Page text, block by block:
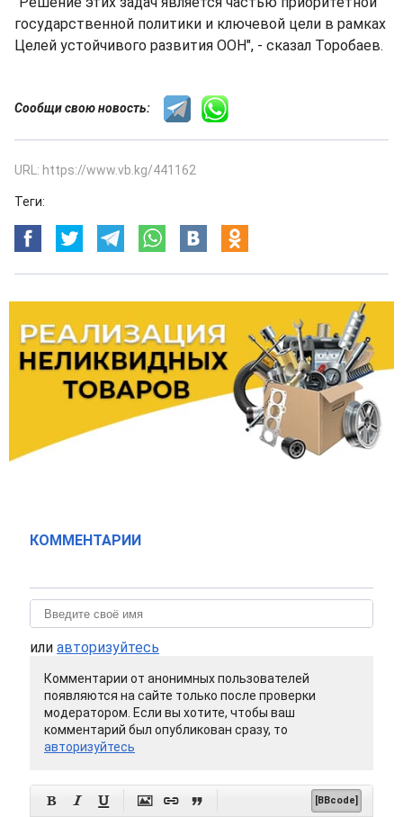
государственной политики и ключевой цели в рамках
Целей устойчивого развития ООН", - сказал Торобаев.
Сообщи свою новость:
URL: https://www.vb.kg/441162
Теги:
КОММЕНТАРИИ
или авторизуйтесь
Комментарии от анонимных пользователей
появляются на сайте только после проверки
модератором. Если вы хотите, чтобы ваш
комментарий был опубликован сразу, то
авторизуйтесь
      [BBcode]